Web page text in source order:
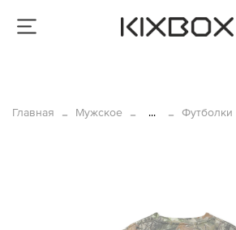
Главная Мужское ... Футболки